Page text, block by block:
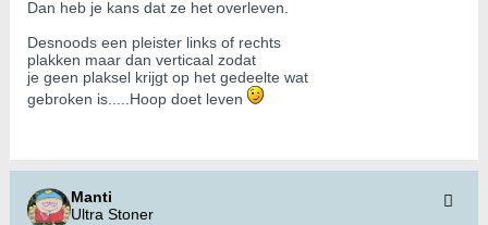
Dan heb je kans dat ze het overleven.
Desnoods een pleister links of rechts
plakken maar dan verticaal zodat
je geen plaksel krijgt op het gedeelte wat
gebroken is.....Hoop doet leven
Manti
Ultra Stoner